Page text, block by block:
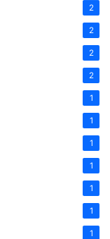
2
2
2
2
1
1
1
1
1
1
1